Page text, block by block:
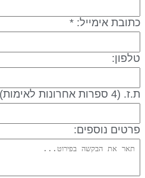
אימייל: *
ספרות אחרונות לאימות):
נוספים: